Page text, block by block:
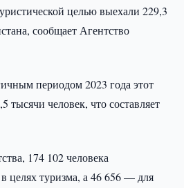
целью выехали 229,3
сообщает Агентство
периодом 2023 года этот
тысячи человек, что составляет
174 102 человека
целях туризма, а 46 656 — для